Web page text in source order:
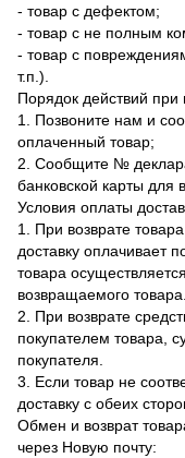
- товар с дефектом;
- товар с не полным
- товар с
т.п.).
Порядок действий при
1. Позвоните нам и
оплаченный товар;
2. Сообщите №
банковской карты для
Условия оплаты
1. При возврате
доставку оплачивает
товара
возвращаемого товара.
2. При возврате
покупателем товара,
покупателя.
3. Если товар не
доставку с обеих
Обмен и возврат
через Новую почту: